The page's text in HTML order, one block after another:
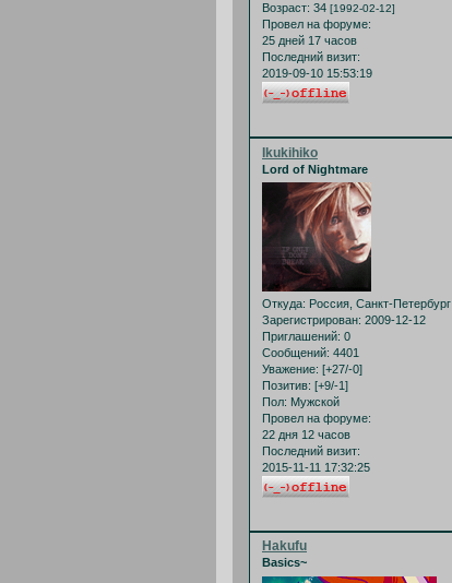
Возраст: 34 [1992-02-12]
Провел на форуме:
25 дней 17 часов
Последний визит:
2019-09-10 15:53:19
Ikukihiko
Lord of Nightmare
Откуда: Россия, Санкт-Петербург
Зарегистрирован: 2009-12-12
Приглашений: 0
Сообщений: 4401
Уважение: [+27/-0]
Позитив: [+9/-1]
Пол: Мужской
Провел на форуме:
22 дня 12 часов
Последний визит:
2015-11-11 17:32:25
Hakufu
Basics~